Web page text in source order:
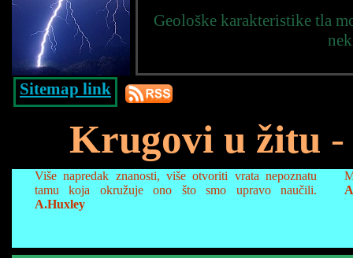
Geološke karakteristike tla
Sitemap link
Krugovi u žitu -
Više napredak znanosti, više otvoriti vrata nepoznatu
tamu koja okružuje ono što smo upravo naučili.
A.Huxley